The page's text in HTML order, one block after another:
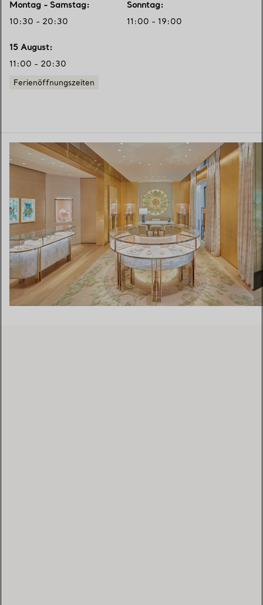
Montag - Samstag:
10:30 - 20:30
Sonntag:
11:00 - 19:00
15 August:
11:00 - 20:30
Ferienöffnungszeiten